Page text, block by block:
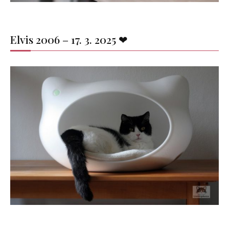
Elvis 2006 – 17. 3. 2025 ❤